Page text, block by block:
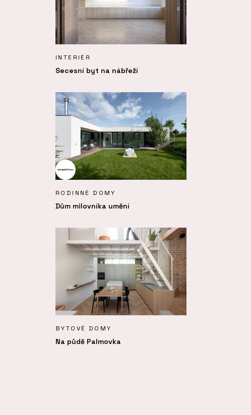
INTERIÉR
Secesní byt na nábřeží
RODINNÉ DOMY
Dům milovníka umění
BYTOVÉ DOMY
Na půdě Palmovka